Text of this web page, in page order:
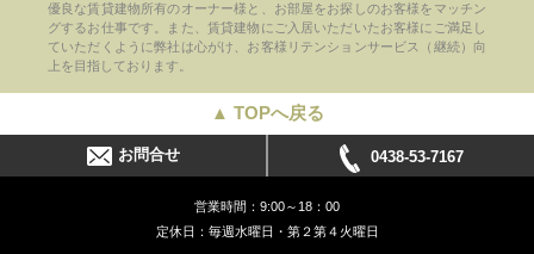
優良な賃貸建物所有のオーナー様と、お部屋をお探しのお客様をマッチン
グするお仕事です。また、賃貸建物にご入居いただいたお客様にご満足し
ていただくように弊社は心がけ、お客様リテンションサービス（継続）向
上を目指しております。
▲ TOPへ戻る
お問合せ 0438-53-7167
営業時間：9:00～18：00
定休日：毎週水曜日・第２第４火曜日